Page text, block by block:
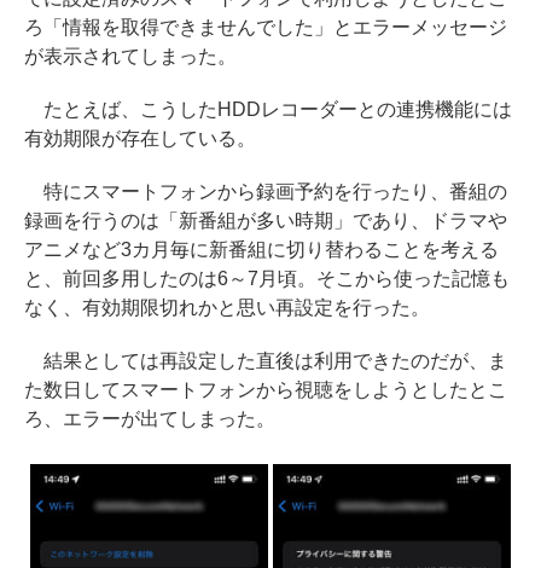
ろ「情報を取得できませんでした」とエラーメッセージ
が表示されてしまった。
たとえば、こうしたHDDレコーダーとの連携機能には
有効期限が存在している。
特にスマートフォンから録画予約を行ったり、番組の
録画を行うのは「新番組が多い時期」であり、ドラマや
アニメなど3カ月毎に新番組に切り替わることを考える
と、前回多用したのは6～7月頃。そこから使った記憶も
なく、有効期限切れかと思い再設定を行った。
結果としては再設定した直後は利用できたのだが、ま
た数日してスマートフォンから視聴をしようとしたとこ
ろ、エラーが出てしまった。